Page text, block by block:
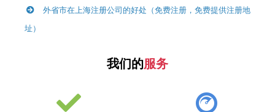
外省市在上海注册公司的好处（免费注册，免费提供注册地
址）
我们的服务